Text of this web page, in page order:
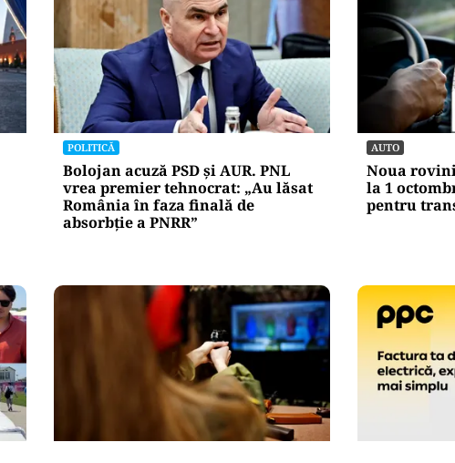
POLITICĂ
Bolojan acuză PSD și AUR. PNL
vrea premier tehnocrat: „Au lăsat
România în faza finală de
absorbţie a PNRR”
AUTO
Noua
la 1
pentru